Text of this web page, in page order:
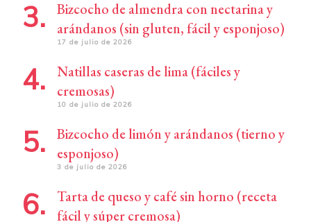
Bizcocho de almendra con nectarina y
arándanos (sin gluten, fácil y esponjoso)
17 de julio de 2026
Natillas caseras de lima (fáciles y
cremosas)
10 de julio de 2026
Bizcocho de limón y arándanos (tierno y
esponjoso)
3 de julio de 2026
Tarta de queso y café sin horno (receta
fácil y súper cremosa)